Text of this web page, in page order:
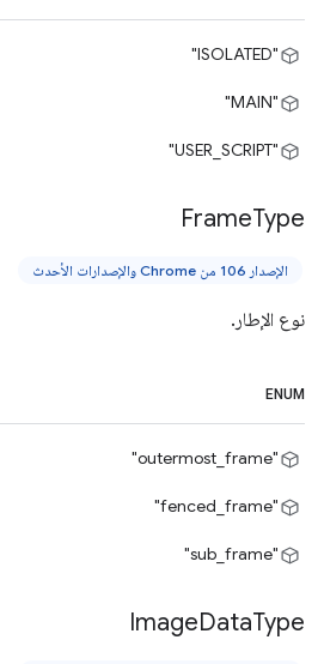
"ISOLATED"
"MAIN"
"USER_SCRIPT"
FrameType
الإصدار 106 من Chrome والإصدارات الأحدث
نوع الإطار.
ENUM
"outermost_frame"
"fenced_frame"
"sub_frame"
ImageDataType